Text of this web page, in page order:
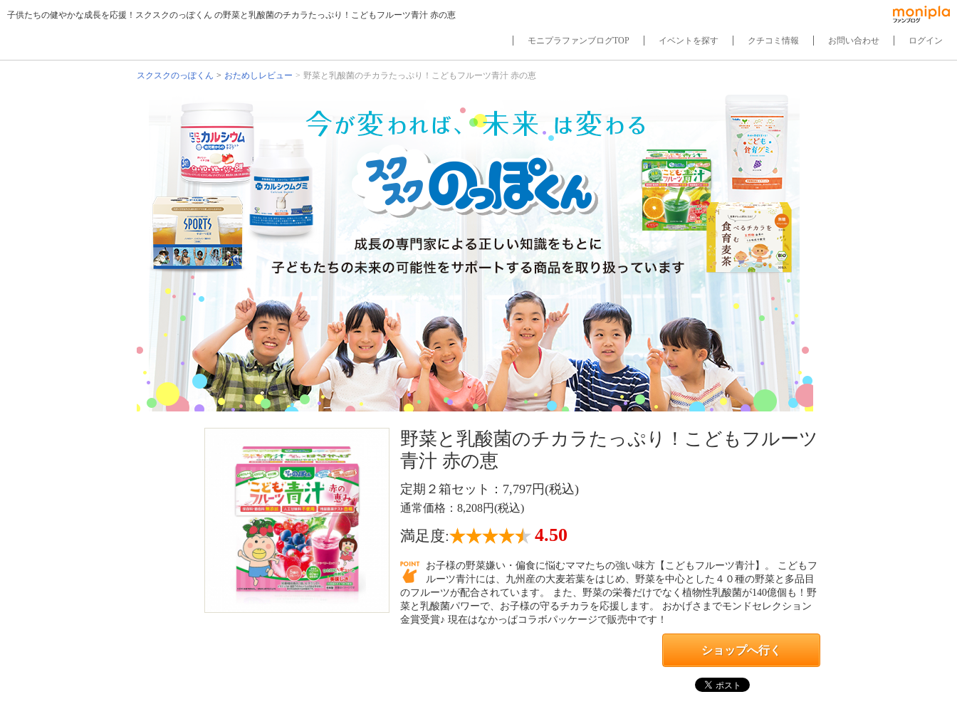
子供たちの健やかな成長を応援！スクスクのっぽくん の野菜と乳酸菌のチカラたっぷり！こどもフルーツ青汁 赤の恵
モニプラファンブログTOP イベントを探す クチコミ情報 お問い合わせ ログイン
スクスクのっぽくん おためしレビュー 野菜と乳酸菌のチカラたっぷり！こどもフルーツ青汁 赤の恵
野菜と乳酸菌のチカラたっぷり！こどもフルーツ
青汁 赤の恵
定期２箱セット：7,797円(税込)
通常価格：8,208円(税込)
満足度: 4.50
お子様の野菜嫌い・偏食に悩むママたちの強い味方【こどもフルーツ青汁】。 こどもフ
ルーツ青汁には、九州産の大麦若葉をはじめ、野菜を中心とした４０種の野菜と多品目
のフルーツが配合されています。 また、野菜の栄養だけでなく植物性乳酸菌が140億個も！野
菜と乳酸菌パワーで、お子様の守るチカラを応援します。 おかげさまでモンドセレクション
金賞受賞♪ 現在はなかっぱコラボパッケージで販売中です！
ショップへ行く